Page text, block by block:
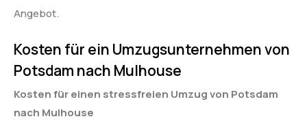
Angebot.
Kosten für ein Umzugsunternehmen von
Potsdam nach Mulhouse
Kosten für einen stressfreien Umzug von Potsdam
nach Mulhouse